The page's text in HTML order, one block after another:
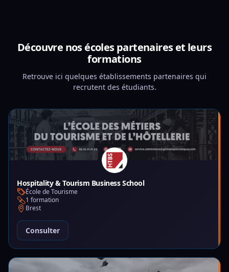
Découvre nos écoles partenaires et leurs
formations
Retrouve ici quelques établissements partenaires qui
recrutent des étudiants.
Hospitality & Tourism Business School
École de Tourisme
1 formation
Brest
Consulter